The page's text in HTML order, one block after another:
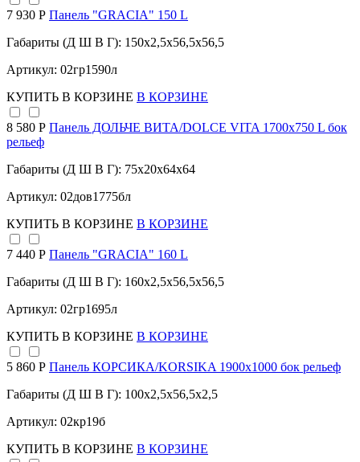
7 930 Р Панель "GRACIA" 150 L
Габариты (Д Ш В Г): 150x2,5x56,5x56,5
Артикул: 02гр1590л
КУПИТЬ В КОРЗИНЕ В КОРЗИНЕ
8 580 Р Панель ДОЛЬЧЕ ВИТА/DOLCE VITA 1700х750 L бок
рельеф
Габариты (Д Ш В Г): 75x20x64x64
Артикул: 02дов1775бл
КУПИТЬ В КОРЗИНЕ В КОРЗИНЕ
7 440 Р Панель "GRACIA" 160 L
Габариты (Д Ш В Г): 160x2,5x56,5x56,5
Артикул: 02гр1695л
КУПИТЬ В КОРЗИНЕ В КОРЗИНЕ
5 860 Р Панель КОРСИКА/KORSIKA 1900х1000 бок рельеф
Габариты (Д Ш В Г): 100x2,5x56,5x2,5
Артикул: 02кр19б
КУПИТЬ В КОРЗИНЕ В КОРЗИНЕ